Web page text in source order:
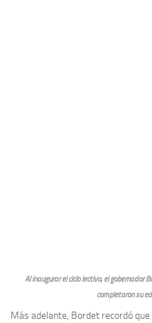
Al inaugurar el ciclo lectivo, el gobernador
completaron su
Más adelante, Bordet recordó